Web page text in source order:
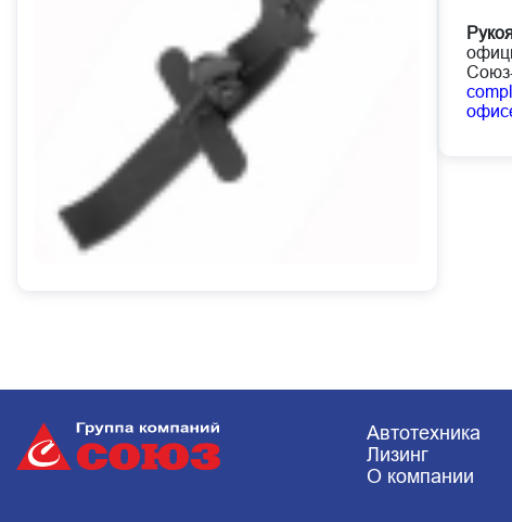
Автотехника
Лизинг
О компании